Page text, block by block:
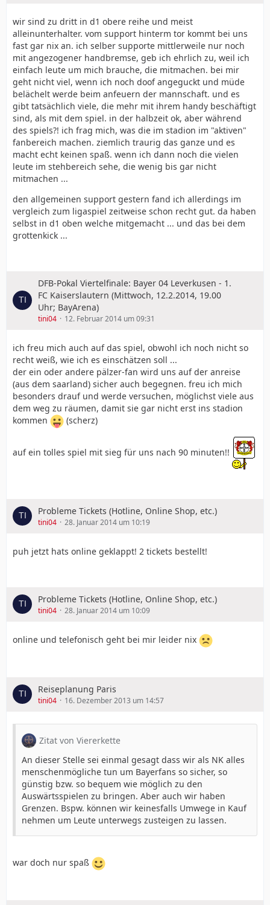
wir sind zu dritt in d1 obere reihe und meist
alleinunterhalter. vom support hinterm tor kommt bei uns
fast gar nix an. ich selber supporte mittlerweile nur noch
mit angezogener handbremse, geb ich ehrlich zu, weil ich
einfach leute um mich brauche, die mitmachen. bei mir
geht nicht viel, wenn ich noch doof angeguckt und müde
belächelt werde beim anfeuern der mannschaft. und es
gibt tatsächlich viele, die mehr mit ihrem handy beschäftigt
sind, als mit dem spiel. in der halbzeit ok, aber während
des spiels?! ich frag mich, was die im stadion im "aktiven"
fanbereich machen. ziemlich traurig das ganze und es
macht echt keinen spaß. wenn ich dann noch die vielen
leute im stehbereich sehe, die wenig bis gar nicht
mitmachen ...
den allgemeinen support gestern fand ich allerdings im
vergleich zum ligaspiel zeitweise schon recht gut. da haben
selbst in d1 oben welche mitgemacht ... und das bei dem
grottenkick ...
DFB-Pokal Viertelfinale: Bayer 04 Leverkusen - 1.
FC Kaiserslautern (Mittwoch, 12.2.2014, 19.00
Uhr; BayArena)
tini04 12. Februar 2014 um 09:31
ich freu mich auch auf das spiel, obwohl ich noch nicht so
recht weiß, wie ich es einschätzen soll ...
der ein oder andere pälzer-fan wird uns auf der anreise
(aus dem saarland) sicher auch begegnen. freu ich mich
besonders drauf und werde versuchen, möglichst viele aus
dem weg zu räumen, damit sie gar nicht erst ins stadion
kommen
(scherz)
auf ein tolles spiel mit sieg für uns nach 90 minuten!!
Probleme Tickets (Hotline, Online Shop, etc.)
tini04 28. Januar 2014 um 10:19
puh jetzt hats online geklappt! 2 tickets bestellt!
Probleme Tickets (Hotline, Online Shop, etc.)
tini04 28. Januar 2014 um 10:09
online und telefonisch geht bei mir leider nix
Reiseplanung Paris
tini04 16. Dezember 2013 um 14:57
Zitat von Viererkette
An dieser Stelle sei einmal gesagt dass wir als NK alles
menschenmögliche tun um Bayerfans so sicher, so
günstig bzw. so bequem wie möglich zu den
Auswärtsspielen zu bringen. Aber auch wir haben
Grenzen. Bspw. können wir keinesfalls Umwege in Kauf
nehmen um Leute unterwegs zusteigen zu lassen.
war doch nur spaß